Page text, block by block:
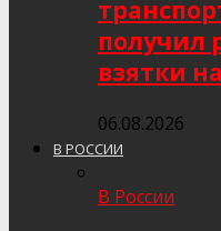
получил
взятки
06.08.2026
В РОССИИ
В России